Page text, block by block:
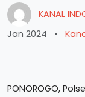
KANAL
Jan 2024
•
PONOROGO,